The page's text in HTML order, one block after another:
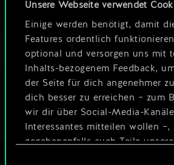
Unsere Webseite verwendet
Einige werden benötigt, damit
Features ordentlich
optional und versorgen uns mit
Inhalts-bezogenem Feedback,
der Seite für dich angenehmer
dich besser zu erreichen – zum
wir dir über Social-Media-
Interessantes mitteilen wollen –,
gegebenenfalls auch Teile
Wo es doch
mehr sein
Deck benennen und
erstellen
Deck bearbeiten